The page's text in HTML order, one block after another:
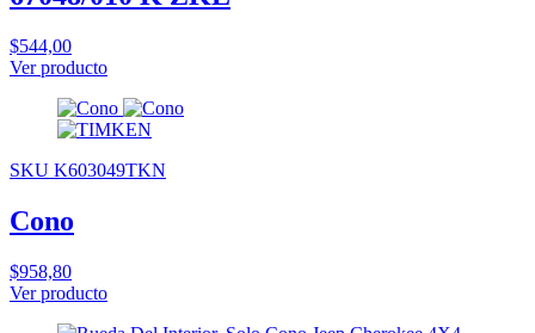
$544,00
Ver producto
SKU K603049TKN
Cono
$958,80
Ver producto